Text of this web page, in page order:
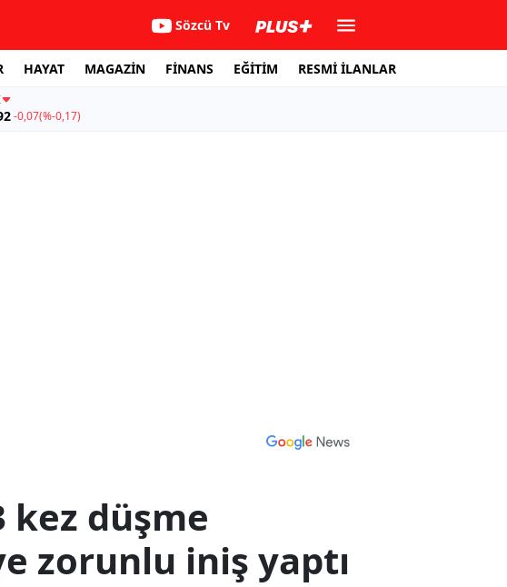
Sözcü Tv
HAYAT MAGAZİN FİNANS EĞİTİM RESMİ İLANLAR
-0,07(%-0,17)
kez düşme
zorunlu iniş yaptı